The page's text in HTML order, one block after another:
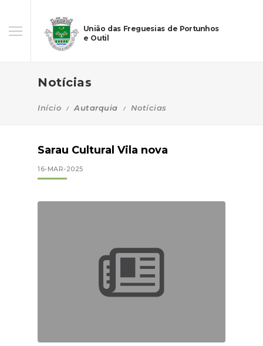
União das Freguesias de Portunhos
e Outil
Notícias
Início Autarquia Notícias
Sarau Cultural Vila nova
16-MAR-2025